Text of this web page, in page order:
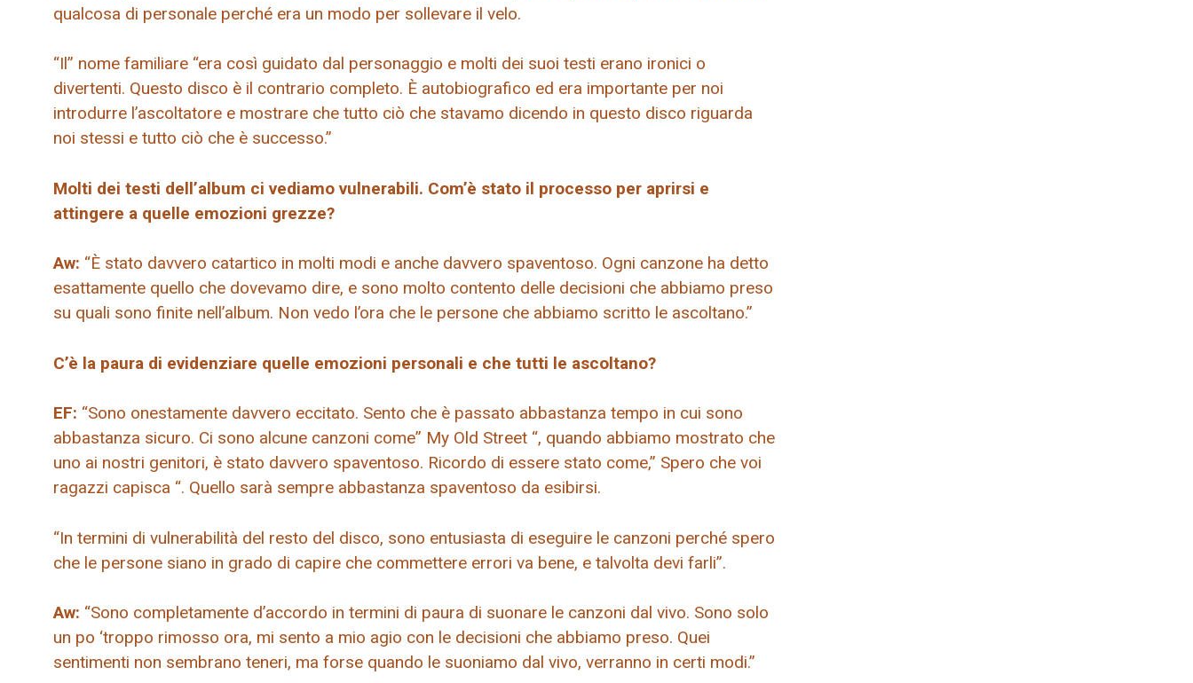
qualcosa di personale perché era un modo per sollevare il velo.
“Il” nome familiare “era così guidato dal personaggio e molti dei suoi testi erano ironici o
divertenti. Questo disco è il contrario completo. È autobiografico ed era importante per noi
introdurre l’ascoltatore e mostrare che tutto ciò che stavamo dicendo in questo disco riguarda
noi stessi e tutto ciò che è successo.”
Molti dei testi dell’album ci vediamo vulnerabili. Com’è stato il processo per aprirsi e
attingere a quelle emozioni grezze?
Aw: “È stato davvero catartico in molti modi e anche davvero spaventoso. Ogni canzone ha detto
esattamente quello che dovevamo dire, e sono molto contento delle decisioni che abbiamo preso
su quali sono finite nell’album. Non vedo l’ora che le persone che abbiamo scritto le ascoltano.”
C’è la paura di evidenziare quelle emozioni personali e che tutti le ascoltano?
EF: “Sono onestamente davvero eccitato. Sento che è passato abbastanza tempo in cui sono
abbastanza sicuro. Ci sono alcune canzoni come” My Old Street “, quando abbiamo mostrato che
uno ai nostri genitori, è stato davvero spaventoso. Ricordo di essere stato come,” Spero che voi
ragazzi capisca “. Quello sarà sempre abbastanza spaventoso da esibirsi.
“In termini di vulnerabilità del resto del disco, sono entusiasta di eseguire le canzoni perché spero
che le persone siano in grado di capire che commettere errori va bene, e talvolta devi farli”.
Aw: “Sono completamente d’accordo in termini di paura di suonare le canzoni dal vivo. Sono solo
un po ‘troppo rimosso ora, mi sento a mio agio con le decisioni che abbiamo preso. Quei
sentimenti non sembrano teneri, ma forse quando le suoniamo dal vivo, verranno in certi modi.”